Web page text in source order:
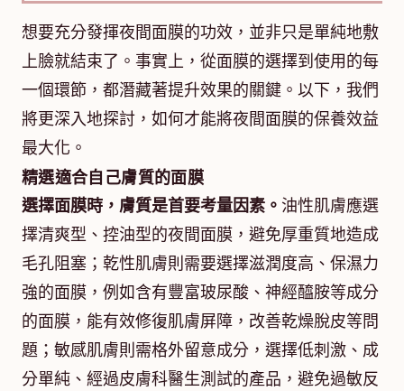
想要充分發揮夜間面膜的功效，並非只是單純地敷
上臉就結束了。事實上，從面膜的選擇到使用的每
一個環節，都潛藏著提升效果的關鍵。以下，我們
將更深入地探討，如何才能將夜間面膜的保養效益
最大化。
精選適合自己膚質的面膜
選擇面膜時，膚質是首要考量因素。 油性肌膚應選
擇清爽型、控油型的夜間面膜，避免厚重質地造成
毛孔阻塞；乾性肌膚則需要選擇滋潤度高、保濕力
強的面膜，例如含有豐富玻尿酸、神經醯胺等成分
的面膜，能有效修復肌膚屏障，改善乾燥脫皮等問
題；敏感肌膚則需格外留意成分，選擇低刺激、成
分單純、經過皮膚科醫生測試的產品，避免過敏反